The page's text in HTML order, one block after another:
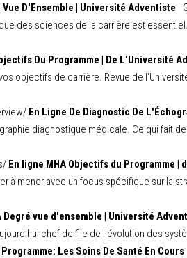
D'Ensemble | Université Adventiste -
des sciences de la carrière est
Du Programme | De L'Université
objectifs de carrière. Revue de
En Ligne De Diagnostic De
diagnostique médicale. Ce qui fait
En ligne MHA Objectifs du Programme |
à mener avec un focus spécifique sur la
Degré vue d'ensemble | Université
chef de file de l'évolution des
Programme: Les Soins De Santé En Cours